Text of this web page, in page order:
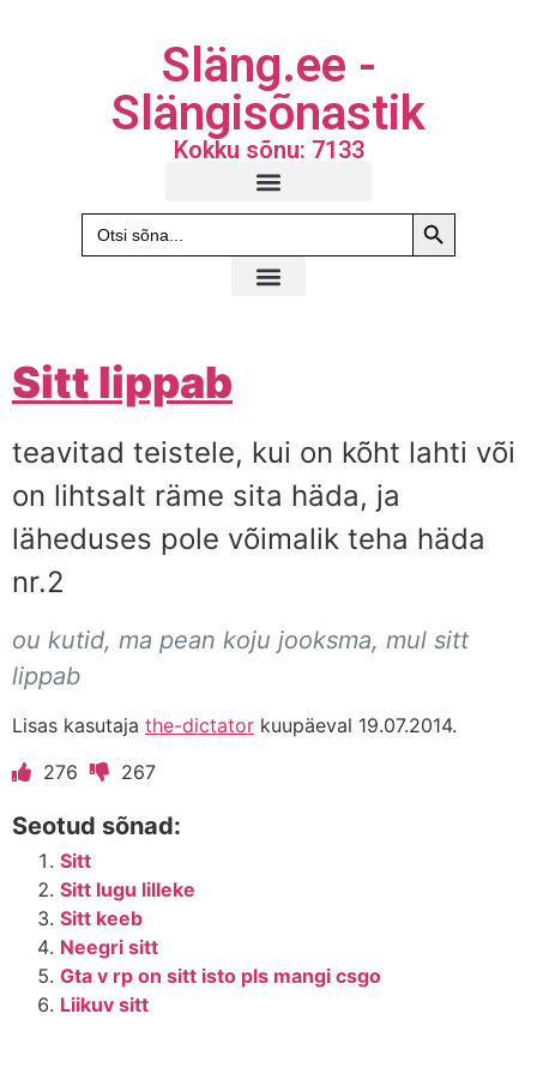
Släng.ee -
Slängisõnastik
Kokku sõnu: 7133
Search
for:
Search
Sitt lippab
teavitad teistele, kui on kõht lahti või
on lihtsalt räme sita häda, ja
läheduses pole võimalik teha häda
nr.2
ou kutid, ma pean koju jooksma, mul sitt
lippab
Lisas kasutaja the-dictator kuupäeval 19.07.2014.
276
267
Seotud sõnad:
Sitt
Sitt lugu lilleke
Sitt keeb
Neegri sitt
Gta v rp on sitt isto pls mangi csgo
Liikuv sitt